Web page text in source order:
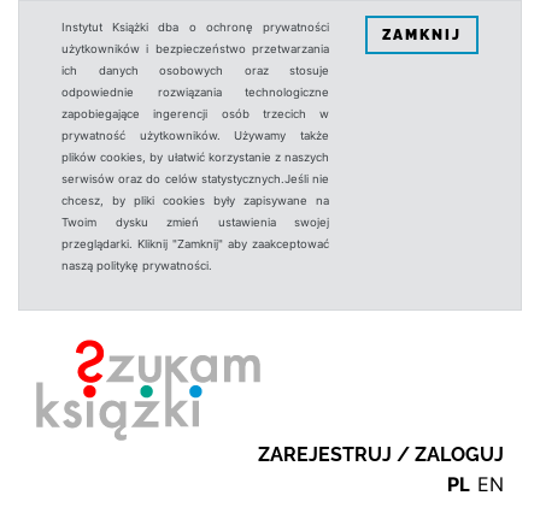
Instytut Książki dba o ochronę prywatności
użytkowników i bezpieczeństwo przetwarzania
ich danych osobowych oraz stosuje
odpowiednie rozwiązania technologiczne
zapobiegające ingerencji osób trzecich w
prywatność użytkowników. Używamy także
plików cookies, by ułatwić korzystanie z naszych
serwisów oraz do celów statystycznych.Jeśli nie
chcesz, by pliki cookies były zapisywane na
Twoim dysku zmień ustawienia swojej
przeglądarki. Kliknij "Zamknij" aby zaakceptować
naszą politykę prywatności.
ZAMKNIJ
ZAREJESTRUJ / ZALOGUJ
PL EN